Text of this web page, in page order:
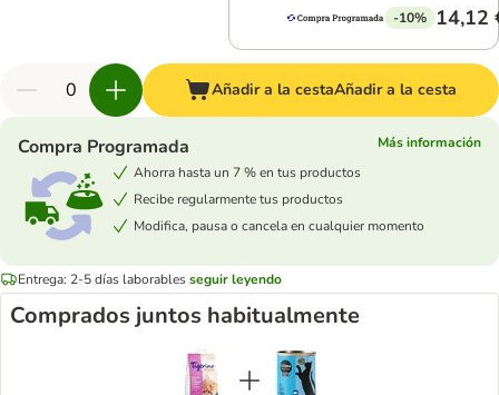
-10% 14,12
Añadir a la cestaAñadir a la cesta
Compra Programada
Más información
Ahorra hasta un 7 % en tus productos
Recibe regularmente tus productos
Modifica, pausa o cancela en cualquier momento
Entrega: 2-5 días laborablesseguir leyendo
Comprados juntos habitualmente